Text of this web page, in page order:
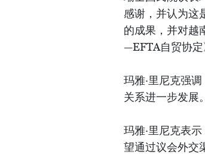
感谢，并认为这
的成果，并对越
—EFTA自贸协定
玛雅·里尼克强
关系进一步发展。
玛雅·里尼克表
望通过议会外交